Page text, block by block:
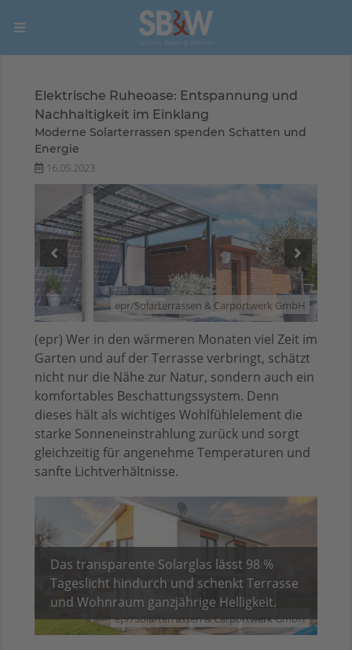
Elektrische Ruheoase: Entspannung und
Nachhaltigkeit im Einklang
Moderne Solarterrassen spenden Schatten und
Energie
16.05.2023
epr/Solarterrassen & Carportwerk GmbH
(epr) Wer in den wärmeren Monaten viel Zeit im
Garten und auf der Terrasse verbringt, schätzt
nicht nur die Nähe zur Natur, sondern auch ein
komfortables Beschattungssystem. Denn
dieses hält als wichtiges Wohlfühlelement die
starke Sonneneinstrahlung zurück und sorgt
gleichzeitig für angenehme Temperaturen und
sanfte Lichtverhältnisse.
epr/Solarterrassen & Carportwerk GmbH
Das transparente Solarglas lässt 98 %
Tageslicht hindurch und schenkt Terrasse
und Wohnraum ganzjährige Helligkeit.